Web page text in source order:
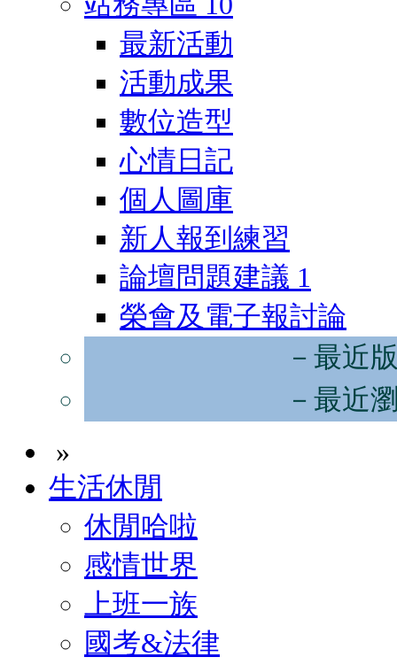
最新活動
活動成果
數位造型
心情日記
個人圖庫
新人報到練習
論壇問題建議 1
榮會及電子報討論
－最近
－最近
»
生活休閒
休閒哈啦
感情世界
上班一族
國考&法律